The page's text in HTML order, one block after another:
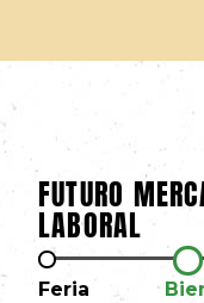
FUTURO
LABORAL
Feria